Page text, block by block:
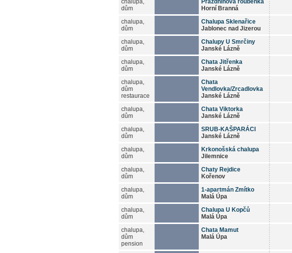
chalupa,
dům
Prázdninová roubenka
Horní Branná
chalupa,
dům
Chalupa Sklenařice
Jablonec nad Jizerou
chalupa,
dům
Chalupy U Smrčiny
Janské Lázně
chalupa,
dům
Chata Jitřenka
Janské Lázně
chalupa,
dům
restaurace
Chata
Vendlovka/Zrcadlovka
Janské Lázně
chalupa,
dům
Chata Viktorka
Janské Lázně
chalupa,
dům
SRUB-KAŠPARÁCI
Janské Lázně
chalupa,
dům
Krkonošská chalupa
Jilemnice
chalupa,
dům
Chaty Rejdice
Kořenov
chalupa,
dům
1-apartmán Zmítko
Malá Úpa
chalupa,
dům
Chalupa U Kopčů
Malá Úpa
chalupa,
dům
pension
Chata Mamut
Malá Úpa